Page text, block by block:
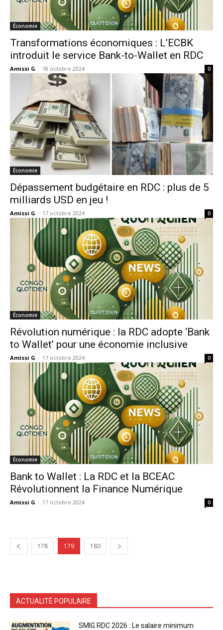
Économie
Transformations économiques : L’ECBK
introduit le service Bank-to-Wallet en RDC
Amissi G - 18 octobre 2024 0
Économie
Dépassement budgétaire en RDC : plus de 5
milliards USD en jeu !
Amissi G - 17 octobre 2024 0
Économie
Révolution numérique : la RDC adopte ‘Bank
to Wallet’ pour une économie inclusive
Amissi G - 17 octobre 2024 0
Économie
Bank to Wallet : La RDC et la BCEAC
Révolutionnent la Finance Numérique
Amissi G - 17 octobre 2024 0
178 179 180
ACTUALITÉ POPULAIRE
SMIG RDC 2026 : Le salaire minimum